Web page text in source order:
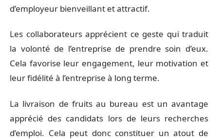
d’employeur bienveillant et attractif.
Les collaborateurs apprécient ce geste qui traduit
la volonté de l’entreprise de prendre soin d’eux.
Cela favorise leur engagement, leur motivation et
leur fidélité à l’entreprise à long terme.
La livraison de fruits au bureau est un avantage
apprécié des candidats lors de leurs recherches
d’emploi. Cela peut donc constituer un atout de